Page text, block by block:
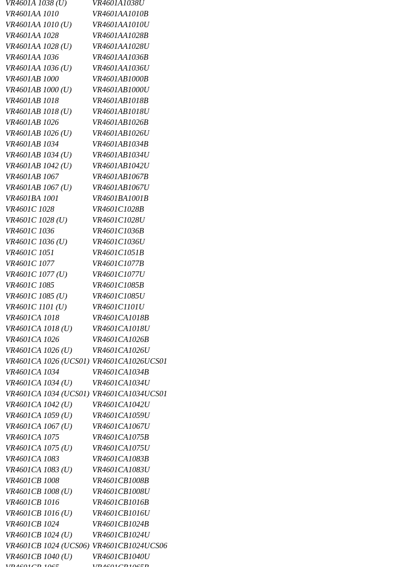
VR4601A 1038 (U)
VR4601A1038U
VR4601AA 1010
VR4601AA1010B
VR4601AA 1010 (U)
VR4601AA1010U
VR4601AA 1028
VR4601AA1028B
VR4601AA 1028 (U)
VR4601AA1028U
VR4601AA 1036
VR4601AA1036B
VR4601AA 1036 (U)
VR4601AA1036U
VR4601AB 1000
VR4601AB1000B
VR4601AB 1000 (U)
VR4601AB1000U
VR4601AB 1018
VR4601AB1018B
VR4601AB 1018 (U)
VR4601AB1018U
VR4601AB 1026
VR4601AB1026B
VR4601AB 1026 (U)
VR4601AB1026U
VR4601AB 1034
VR4601AB1034B
VR4601AB 1034 (U)
VR4601AB1034U
VR4601AB 1042 (U)
VR4601AB1042U
VR4601AB 1067
VR4601AB1067B
VR4601AB 1067 (U)
VR4601AB1067U
VR4601BA 1001
VR4601BA1001B
VR4601C 1028
VR4601C1028B
VR4601C 1028 (U)
VR4601C1028U
VR4601C 1036
VR4601C1036B
VR4601C 1036 (U)
VR4601C1036U
VR4601C 1051
VR4601C1051B
VR4601C 1077
VR4601C1077B
VR4601C 1077 (U)
VR4601C1077U
VR4601C 1085
VR4601C1085B
VR4601C 1085 (U)
VR4601C1085U
VR4601C 1101 (U)
VR4601C1101U
VR4601CA 1018
VR4601CA1018B
VR4601CA 1018 (U)
VR4601CA1018U
VR4601CA 1026
VR4601CA1026B
VR4601CA 1026 (U)
VR4601CA1026U
VR4601CA 1026 (UCS01) VR4601CA1026UCS01
VR4601CA 1034
VR4601CA1034B
VR4601CA 1034 (U)
VR4601CA1034U
VR4601CA 1034 (UCS01) VR4601CA1034UCS01
VR4601CA 1042 (U)
VR4601CA1042U
VR4601CA 1059 (U)
VR4601CA1059U
VR4601CA 1067 (U)
VR4601CA1067U
VR4601CA 1075
VR4601CA1075B
VR4601CA 1075 (U)
VR4601CA1075U
VR4601CA 1083
VR4601CA1083B
VR4601CA 1083 (U)
VR4601CA1083U
VR4601CB 1008
VR4601CB1008B
VR4601CB 1008 (U)
VR4601CB1008U
VR4601CB 1016
VR4601CB1016B
VR4601CB 1016 (U)
VR4601CB1016U
VR4601CB 1024
VR4601CB1024B
VR4601CB 1024 (U)
VR4601CB1024U
VR4601CB 1024 (UCS06) VR4601CB1024UCS06
VR4601CB 1040 (U)
VR4601CB1040U